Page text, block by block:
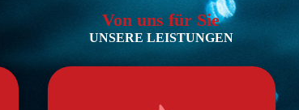
Von uns für Sie
UNSERE LEISTUNGEN